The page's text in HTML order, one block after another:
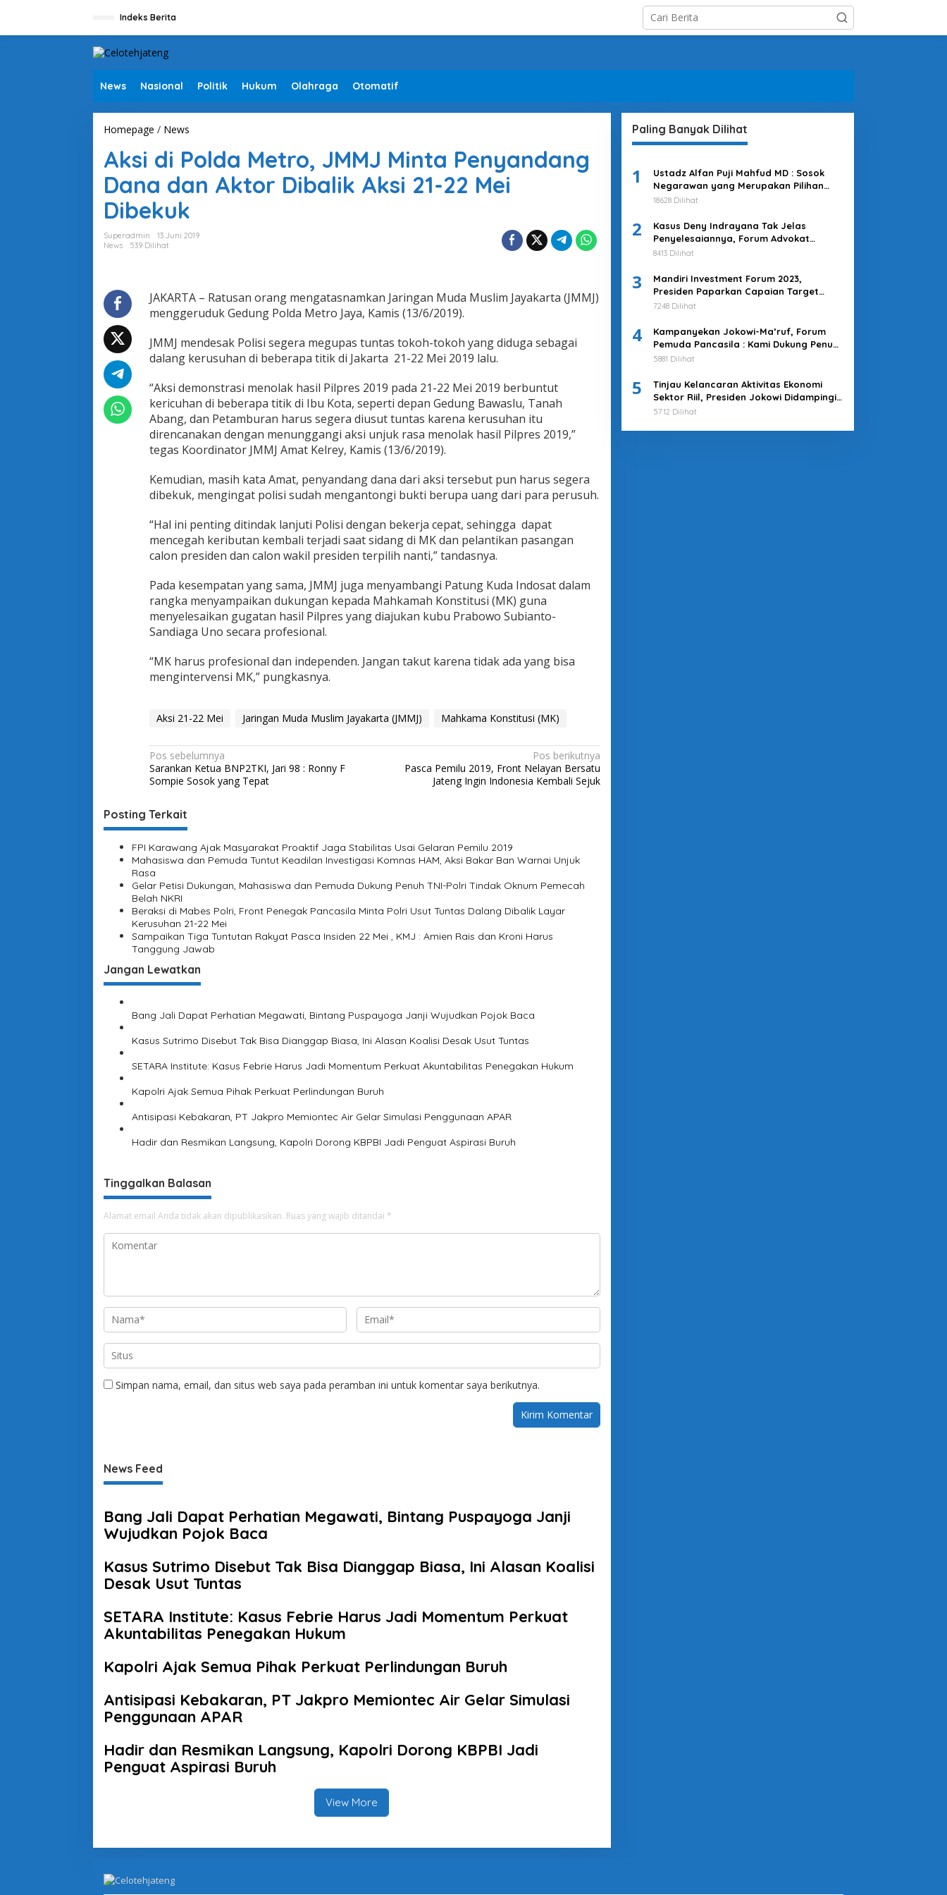
Indeks Berita
News Nasional Politik Hukum Olahraga Otomatif
Homepage / News
s
d
i
l
t
o
J
M
J
M
i
n
t
a
n
y
n
d
a
n
D
a
n
a
d
n
A
o
i
b
a
s
i
1
2
2
M
e
i
D
e
u
Aksi di Polda Metro, JMMJ Minta Penyandang
Dana dan Aktor Dibalik Aksi 21-22 Mei
Dibekuk
Superadmin
13 Juni 2019
News
539 Dilihat
JAKARTA – Ratusan orang mengatasnamkan Jaringan Muda Muslim Jayakarta (JMMJ)
menggeruduk Gedung Polda Metro Jaya, Kamis (13/6/2019).
JMMJ mendesak Polisi segera megupas tuntas tokoh-tokoh yang diduga sebagai
dalang kerusuhan di beberapa titik di Jakarta 21-22 Mei 2019 lalu.
“Aksi demonstrasi menolak hasil Pilpres 2019 pada 21-22 Mei 2019 berbuntut
kericuhan di beberapa titik di Ibu Kota, seperti depan Gedung Bawaslu, Tanah
Abang, dan Petamburan harus segera diusut tuntas karena kerusuhan itu
direncanakan dengan menunggangi aksi unjuk rasa menolak hasil Pilpres 2019,”
tegas Koordinator JMMJ Amat Kelrey, Kamis (13/6/2019).
Kemudian, masih kata Amat, penyandang dana dari aksi tersebut pun harus segera
dibekuk, mengingat polisi sudah mengantongi bukti berupa uang dari para perusuh.
“Hal ini penting ditindak lanjuti Polisi dengan bekerja cepat, sehingga dapat
mencegah keributan kembali terjadi saat sidang di MK dan pelantikan pasangan
calon presiden dan calon wakil presiden terpilih nanti,” tandasnya.
Pada kesempatan yang sama, JMMJ juga menyambangi Patung Kuda Indosat dalam
rangka menyampaikan dukungan kepada Mahkamah Konstitusi (MK) guna
menyelesaikan gugatan hasil Pilpres yang diajukan kubu Prabowo Subianto-
Sandiaga Uno secara profesional.
“MK harus profesional dan independen. Jangan takut karena tidak ada yang bisa
mengintervensi MK,” pungkasnya.
Aksi 21-22 Mei Jaringan Muda Muslim Jayakarta (JMMJ) Mahkama Konstitusi (MK)
N
a
i
g
a
s
i
p
o
s
Pos sebelumnya
Sarankan Ketua BNP2TKI, Jari 98 : Ronny F
Sompie Sosok yang Tepat
Pos berikutnya
Pasca Pemilu 2019, Front Nelayan Bersatu
Jateng Ingin Indonesia Kembali Sejuk
Posting Terkait
FPI Karawang Ajak Masyarakat Proaktif Jaga Stabilitas Usai Gelaran Pemilu 2019
Mahasiswa dan Pemuda Tuntut Keadilan Investigasi Komnas HAM, Aksi Bakar Ban Warnai Unjuk
Rasa
Gelar Petisi Dukungan, Mahasiswa dan Pemuda Dukung Penuh TNI-Polri Tindak Oknum Pemecah
Belah NKRI
Beraksi di Mabes Polri, Front Penegak Pancasila Minta Polri Usut Tuntas Dalang Dibalik Layar
Kerusuhan 21-22 Mei
Sampaikan Tiga Tuntutan Rakyat Pasca Insiden 22 Mei , KMJ : Amien Rais dan Kroni Harus
Tanggung Jawab
Jangan Lewatkan
Bang Jali Dapat Perhatian Megawati, Bintang Puspayoga Janji Wujudkan Pojok Baca
Kasus Sutrimo Disebut Tak Bisa Dianggap Biasa, Ini Alasan Koalisi Desak Usut Tuntas
SETARA Institute: Kasus Febrie Harus Jadi Momentum Perkuat Akuntabilitas Penegakan Hukum
Kapolri Ajak Semua Pihak Perkuat Perlindungan Buruh
Antisipasi Kebakaran, PT Jakpro Memiontec Air Gelar Simulasi Penggunaan APAR
Hadir dan Resmikan Langsung, Kapolri Dorong KBPBI Jadi Penguat Aspirasi Buruh
Tinggalkan Balasan
Alamat email Anda tidak akan dipublikasikan. Ruas yang wajib ditandai *
Simpan nama, email, dan situs web saya pada peramban ini untuk komentar saya berikutnya.
News Feed
Bang Jali Dapat Perhatian Megawati, Bintang Puspayoga Janji
Wujudkan Pojok Baca
Kasus Sutrimo Disebut Tak Bisa Dianggap Biasa, Ini Alasan Koalisi
Desak Usut Tuntas
SETARA Institute: Kasus Febrie Harus Jadi Momentum Perkuat
Akuntabilitas Penegakan Hukum
Kapolri Ajak Semua Pihak Perkuat Perlindungan Buruh
Antisipasi Kebakaran, PT Jakpro Memiontec Air Gelar Simulasi
Penggunaan APAR
Hadir dan Resmikan Langsung, Kapolri Dorong KBPBI Jadi
Penguat Aspirasi Buruh
View More
Paling Banyak Dilihat
1
Ustadz Alfan Puji Mahfud MD : Sosok
Negarawan yang Merupakan Pilihan
Tepat
18628 Dilihat
2
Kasus Deny Indrayana Tak Jelas
Penyelesaiannya, Forum Advokat
Pengawal Demokrasi : Ayo Segera
8413 Dilihat
3
Mandiri Investment Forum 2023,
Presiden Paparkan Capaian Target
Investasi Indonesia
7248 Dilihat
4
Kampanyekan Jokowi-Ma’ruf, Forum
Pemuda Pancasila : Kami Dukung Penuh
Untuk Memimpin di 2019-2024
5881 Dilihat
5
Tinjau Kelancaran Aktivitas Ekonomi
Sektor Riil, Presiden Jokowi Didampingi
Pj Gubernur Heru Kunjungi Pasar Tanah
5712 Dilihat